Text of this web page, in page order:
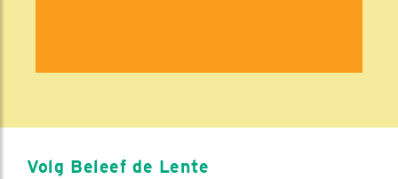
Volg Beleef de Lente